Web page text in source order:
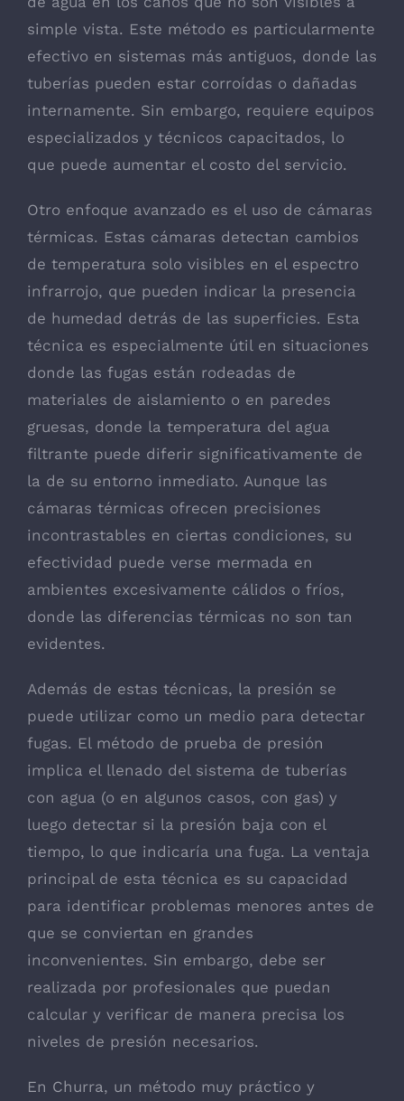
simple vista. Este método es particularmente
efectivo en sistemas más antiguos, donde las
tuberías pueden estar corroídas o dañadas
internamente. Sin embargo, requiere equipos
especializados y técnicos capacitados, lo
que puede aumentar el costo del servicio.
Otro enfoque avanzado es el uso de cámaras
térmicas. Estas cámaras detectan cambios
de temperatura solo visibles en el espectro
infrarrojo, que pueden indicar la presencia
de humedad detrás de las superficies. Esta
técnica es especialmente útil en situaciones
donde las fugas están rodeadas de
materiales de aislamiento o en paredes
gruesas, donde la temperatura del agua
filtrante puede diferir significativamente de
la de su entorno inmediato. Aunque las
cámaras térmicas ofrecen precisiones
incontrastables en ciertas condiciones, su
efectividad puede verse mermada en
ambientes excesivamente cálidos o fríos,
donde las diferencias térmicas no son tan
evidentes.
Además de estas técnicas, la presión se
puede utilizar como un medio para detectar
fugas. El método de prueba de presión
implica el llenado del sistema de tuberías
con agua (o en algunos casos, con gas) y
luego detectar si la presión baja con el
tiempo, lo que indicaría una fuga. La ventaja
principal de esta técnica es su capacidad
para identificar problemas menores antes de
que se conviertan en grandes
inconvenientes. Sin embargo, debe ser
realizada por profesionales que puedan
calcular y verificar de manera precisa los
niveles de presión necesarios.
En Churra, un método muy práctico y